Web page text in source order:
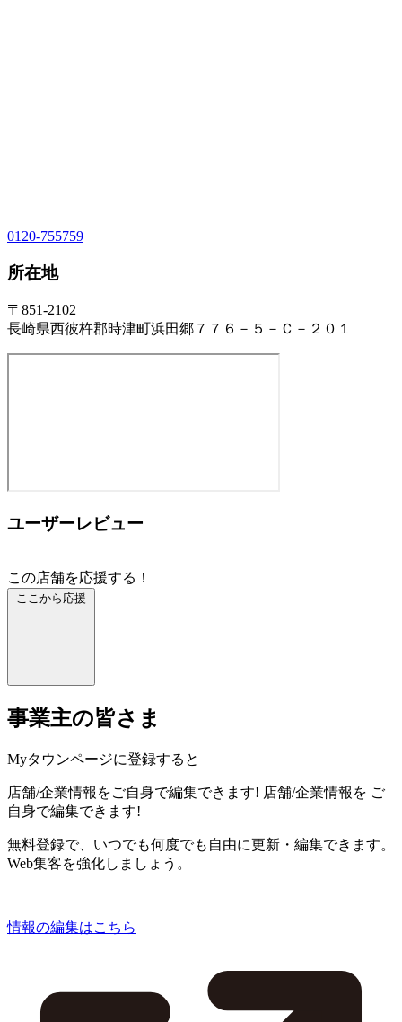
0120-755759
所在地
〒851-2102
長崎県西彼杵郡時津町浜田郷７７６－５－Ｃ－２０１
ユーザーレビュー
この店舗を応援する！
ここから応援
事業主の皆さま
Myタウンページに登録すると
店舗/企業情報をご自身で編集できます! 店舗/企業情報を ご
自身で編集できます!
無料登録で、いつでも何度でも自由に更新・編集できます。
Web集客を強化しましょう。
情報の編集はこちら